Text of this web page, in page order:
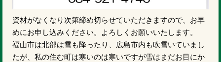
資材がなくなり次第締め切らせていただきますので、お早
めにお申し込みください。よろしくお願いいたします。
福山市は北部は雪も降ったり、広島市内も吹雪いていまし
たが、私の住む町は寒いのは寒いですが雪はまだお目にか